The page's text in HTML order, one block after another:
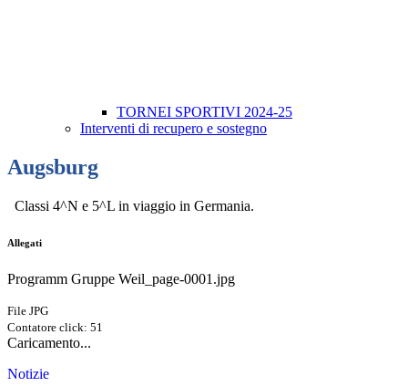
TORNEI SPORTIVI 2024-25
Interventi di recupero e sostegno
Augsburg
Classi 4^N e 5^L in viaggio in Germania.
Allegati
Programm Gruppe Weil_page-0001.jpg
File JPG
Contatore click: 51
Caricamento...
Notizie